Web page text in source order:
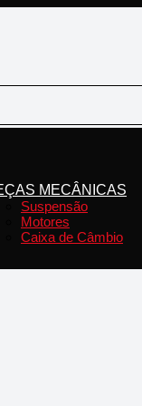
MECÂNICAS
Suspensão
Motores
Caixa de Câmbio